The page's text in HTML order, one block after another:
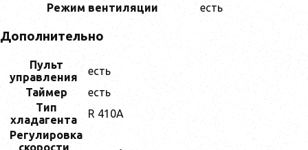
Режим вентиляции
есть
Дополнительно
Пульт
управления
есть
Таймер
есть
Тип
хладагента
R 410A
Регулировка